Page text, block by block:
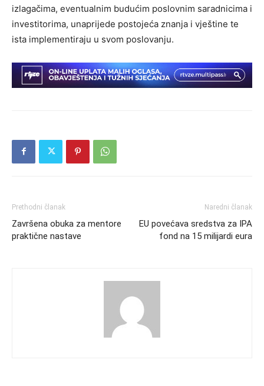
izlagačima, eventualnim budućim poslovnim saradnicima i
investitorima, unaprijede postojeća znanja i vještine te
ista implementiraju u svom poslovanju.
Prethodni članak
Završena obuka za mentore
praktične nastave
Naredni članak
EU povećava sredstva za IPA
fond na 15 milijardi eura